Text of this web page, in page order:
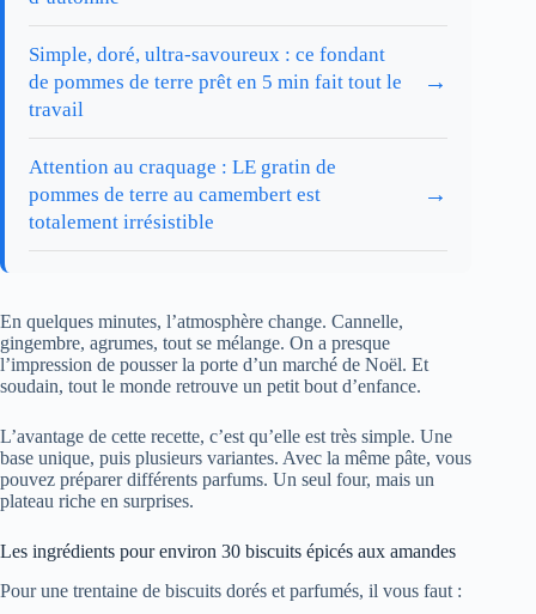
Simple, doré, ultra-savoureux : ce fondant
de pommes de terre prêt en 5 min fait tout le
travail
→
Attention au craquage : LE gratin de
pommes de terre au camembert est
totalement irrésistible
→
En quelques minutes, l’atmosphère change. Cannelle,
gingembre, agrumes, tout se mélange. On a presque
l’impression de pousser la porte d’un marché de Noël. Et
soudain, tout le monde retrouve un petit bout d’enfance.
L’avantage de cette recette, c’est qu’elle est très simple. Une
base unique, puis plusieurs variantes. Avec la même pâte, vous
pouvez préparer différents parfums. Un seul four, mais un
plateau riche en surprises.
Les ingrédients pour environ 30 biscuits épicés aux amandes
Pour une trentaine de biscuits dorés et parfumés, il vous faut :